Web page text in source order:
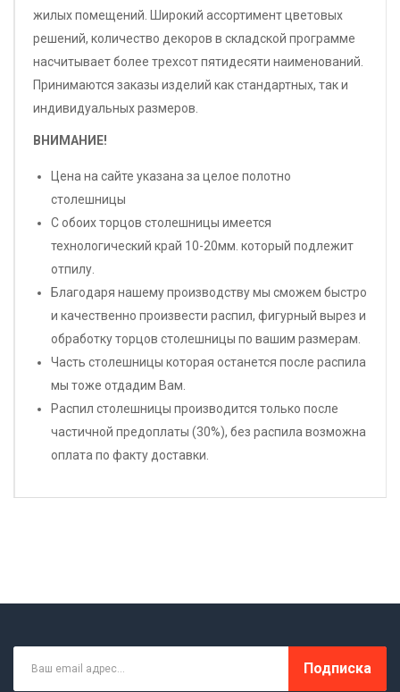
жилых помещений. Широкий ассортимент цветовых
решений, количество декоров в складской программе
насчитывает более трехсот пятидесяти наименований.
Принимаются заказы изделий как стандартных, так и
индивидуальных размеров.
ВНИМАНИЕ!
Цена на сайте указана за целое полотно
столешницы
С обоих торцов столешницы имеется
технологический край 10-20мм. который подлежит
отпилу.
Благодаря нашему производству мы сможем быстро
и качественно произвести распил, фигурный вырез и
обработку торцов столешницы по вашим размерам.
Часть столешницы которая останется после распила
мы тоже отдадим Вам.
Распил столешницы производится только после
частичной предоплаты (30%), без распила возможна
оплата по факту доставки.
Подписка